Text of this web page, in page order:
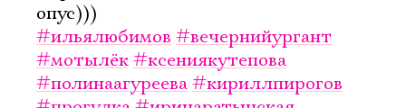
опус)))
#ильялюбимов #вечернийургант
#мотылёк#ксениякутепова
#полинаагуреева#кириллпирогов